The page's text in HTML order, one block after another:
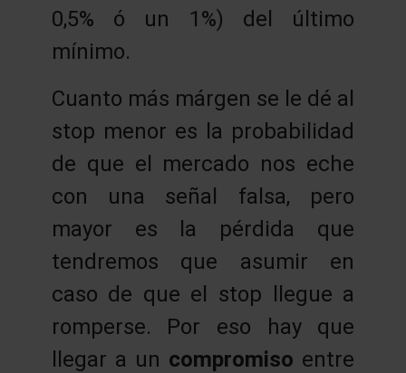
0,5% ó un 1%) del último
mínimo.
Cuanto más márgen se le dé al
stop menor es la probabilidad
de que el mercado nos eche
con una señal falsa, pero
mayor es la pérdida que
tendremos que asumir en
caso de que el stop llegue a
romperse. Por eso hay que
llegar a un compromiso entre